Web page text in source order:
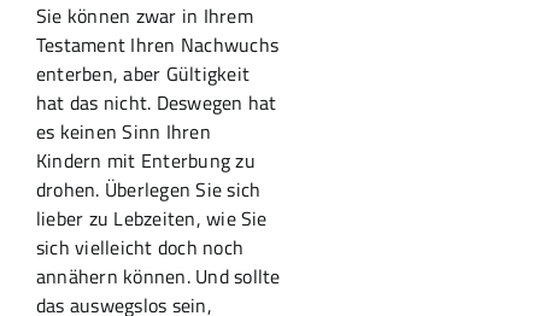
Sie können zwar in Ihrem
Testament Ihren Nachwuchs
enterben, aber Gültigkeit
hat das nicht. Deswegen hat
es keinen Sinn Ihren
Kindern mit Enterbung zu
drohen. Überlegen Sie sich
lieber zu Lebzeiten, wie Sie
sich vielleicht doch noch
annähern können. Und sollte
das auswegslos sein,